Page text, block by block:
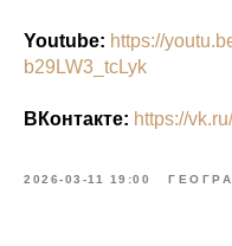
Youtube: https://
b29LW3_tcLyk
ВКонтакте: https://
2026-03-11 19:00